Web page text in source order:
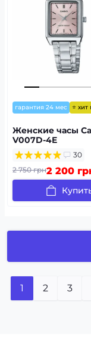
гарантия 24 мес ⭐
Женские часы
V007D-4E
30
2 750 грн2 200
1 2 3